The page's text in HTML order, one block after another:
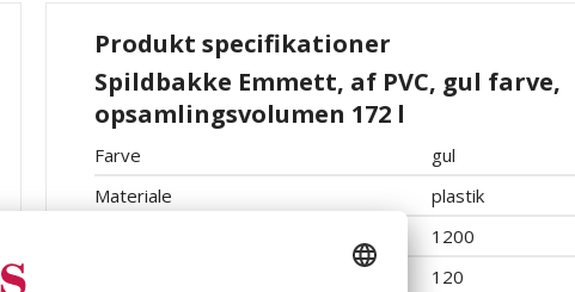
Produkt specifikationer
Spildbakke Emmett, af PVC, gul farve,
opsamlingsvolumen 172 l
Farve
gul
Materiale
plastik
1200
120